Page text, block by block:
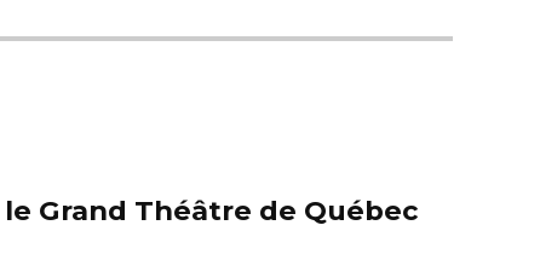
Grand Théâtre de Québec